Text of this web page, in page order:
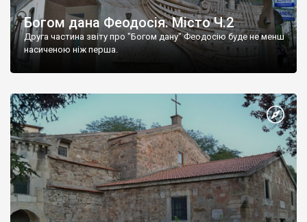
Богом дана Феодосія. Місто Ч.2
Друга частина звіту про "Богом дану" Феодосію буде не менш
насиченою ніж перша.